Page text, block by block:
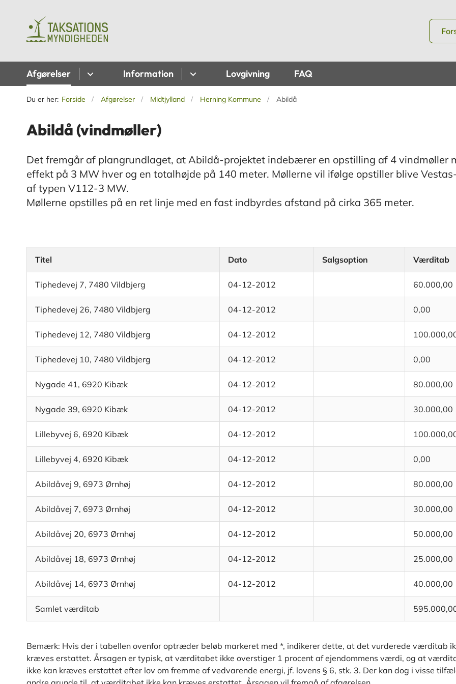
Afgørelser Information Lovgivning FAQ
Du er her: Forside Afgørelser Midtjylland Herning Kommune Abildå
Abildå (vindmøller)
Det fremgår af plangrundlaget, at Abildå-projektet indebærer en opstilling af 4 vindmøller
effekt på 3 MW hver og en totalhøjde på 140 meter. Møllerne vil ifølge opstiller blive
af typen V112-3 MW.
Møllerne opstilles på en ret linje med en fast indbyrdes afstand på cirka 365 meter.
Titel Dato Salgsoption Værditab
Tiphedevej 7, 7480 Vildbjerg 04-12-2012 60.000,00
Tiphedevej 26, 7480 Vildbjerg 04-12-2012 0,00
Tiphedevej 12, 7480 Vildbjerg 04-12-2012
Tiphedevej 10, 7480 Vildbjerg 04-12-2012 0,00
Nygade 41, 6920 Kibæk 04-12-2012 80.000,00
Nygade 39, 6920 Kibæk 04-12-2012 30.000,00
Lillebyvej 6, 6920 Kibæk 04-12-2012
Lillebyvej 4, 6920 Kibæk 04-12-2012 0,00
Abildåvej 9, 6973 Ørnhøj 04-12-2012 80.000,00
Abildåvej 7, 6973 Ørnhøj 04-12-2012 30.000,00
Abildåvej 20, 6973 Ørnhøj 04-12-2012 50.000,00
Abildåvej 18, 6973 Ørnhøj 04-12-2012 25.000,00
Abildåvej 14, 6973 Ørnhøj 04-12-2012 40.000,00
Samlet værditab
Bemærk: Hvis der i tabellen ovenfor optræder beløb markeret med *, indikerer dette, at det vurderede værditab
kræves erstattet. Årsagen er typisk, at værditabet ikke overstiger 1 procent af ejendommens værdi, og at
ikke kan kræves erstattet efter lov om fremme af vedvarende energi, jf. lovens § 6, stk. 3. Der kan dog i visse